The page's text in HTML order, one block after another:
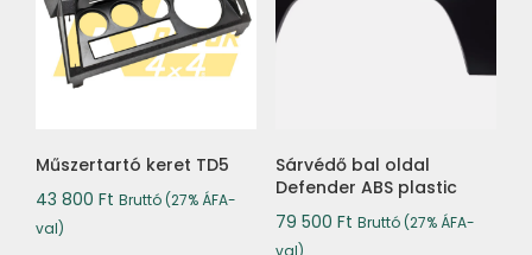
Műszertartó keret TD5
43 800 Ft Bruttó (27% ÁFA-
val)
Sárvédő bal oldal
Defender ABS plastic
79 500 Ft Bruttó (27% ÁFA-
val)